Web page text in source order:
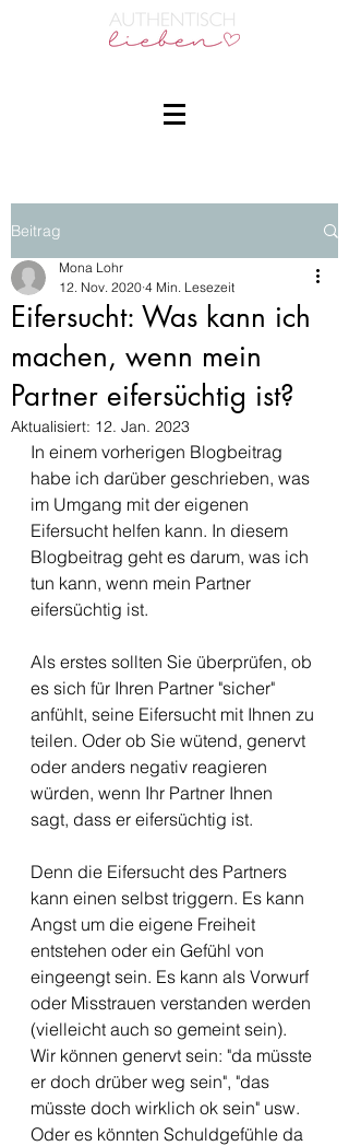
Beitrag
Eifersucht: Was kann ich
machen, wenn mein
Partner eifersüchtig ist?
Mona Lohr
12. Nov. 2020 4 Min. Lesezeit
Aktualisiert: 12. Jan. 2023
In einem vorherigen Blogbeitrag
habe ich darüber geschrieben, was
im Umgang mit der eigenen
Eifersucht helfen kann. In diesem
Blogbeitrag geht es darum, was ich
tun kann, wenn mein Partner
eifersüchtig ist.
Als erstes sollten Sie überprüfen, ob
es sich für Ihren Partner "sicher"
anfühlt, seine Eifersucht mit Ihnen zu
teilen. Oder ob Sie wütend, genervt
oder anders negativ reagieren
würden, wenn Ihr Partner Ihnen
sagt, dass er eifersüchtig ist.
Denn die Eifersucht des Partners
kann einen selbst triggern. Es kann
Angst um die eigene Freiheit
entstehen oder ein Gefühl von
eingeengt sein. Es kann als Vorwurf
oder Misstrauen verstanden werden
(vielleicht auch so gemeint sein).
Wir können genervt sein: "da müsste
er doch drüber weg sein", "das
müsste doch wirklich ok sein" usw.
Oder es könnten Schuldgefühle da